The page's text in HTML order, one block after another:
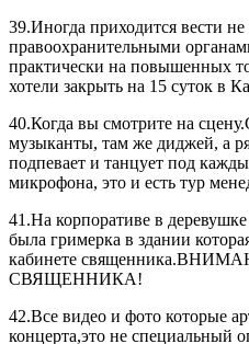
39.Иногда приходится вести
правоохранительными
практически на повышенных
хотели закрыть на 15 суток в
40.Когда вы смотрите на
музыканты, там же диджей, а
подпевает и танцует под
микрофона, это и есть тур
41.На корпоративе в
была гримерка в здании
кабинете
СВЯЩЕННИКА!
42.Все видео и фото которые
концерта,это не специальный